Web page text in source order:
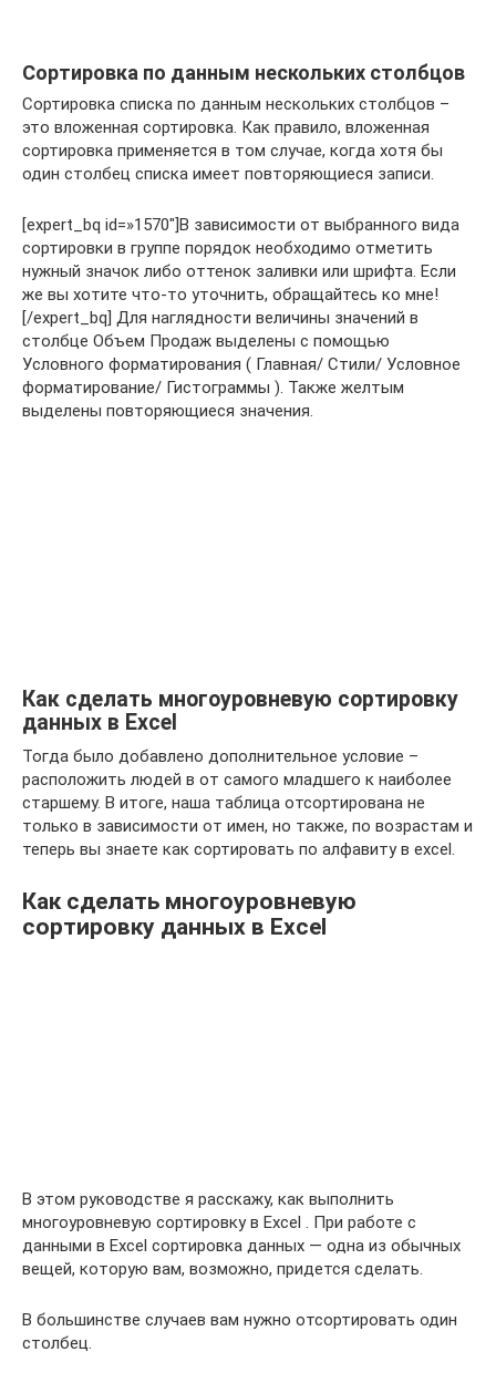
Сортировка по данным нескольких столбцов
Сортировка списка по данным нескольких столбцов –
это вложенная сортировка. Как правило, вложенная
сортировка применяется в том случае, когда хотя бы
один столбец списка имеет повторяющиеся записи.
[expert_bq id=»1570″]В зависимости от выбранного вида
сортировки в группе порядок необходимо отметить
нужный значок либо оттенок заливки или шрифта. Если
же вы хотите что-то уточнить, обращайтесь ко мне!
[/expert_bq] Для наглядности величины значений в
столбце Объем Продаж выделены с помощью
Условного форматирования ( Главная/ Стили/ Условное
форматирование/ Гистограммы ). Также желтым
выделены повторяющиеся значения.
Как сделать многоуровневую сортировку
данных в Excel
Тогда было добавлено дополнительное условие –
расположить людей в от самого младшего к наиболее
старшему. В итоге, наша таблица отсортирована не
только в зависимости от имен, но также, по возрастам и
теперь вы знаете как сортировать по алфавиту в excel.
Как сделать многоуровневую
сортировку данных в Excel
В этом руководстве я расскажу, как выполнить
многоуровневую сортировку в Excel . При работе с
данными в Excel сортировка данных — одна из обычных
вещей, которую вам, возможно, придется сделать.
В большинстве случаев вам нужно отсортировать один
столбец.